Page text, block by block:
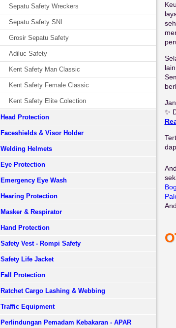
Sepatu Safety Wreckers
Sepatu Safety SNI
Grosir Sepatu Safety
Adiluc Safety
Kent Safety Man Classic
Kent Safety Female Classic
Kent Safety Elite Colection
Head Protection
Faceshields & Visor Holder
Welding Helmets
Eye Protection
Emergency Eye Wash
Hearing Protection
Masker & Respirator
Hand Protection
Safety Vest - Rompi Safety
Safety Life Jacket
Fall Protection
Ratchet Cargo Lashing & Webbing
Traffic Equipment
Perlindungan Pemadam Kebakaran - APAR
✨